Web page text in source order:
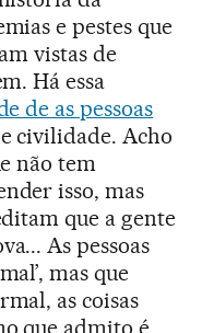
e pestes que
vistas de
Há essa
de as pessoas
civilidade. Acho
não tem
isso, mas
que a gente
As pessoas
mas que
as coisas
que admito é